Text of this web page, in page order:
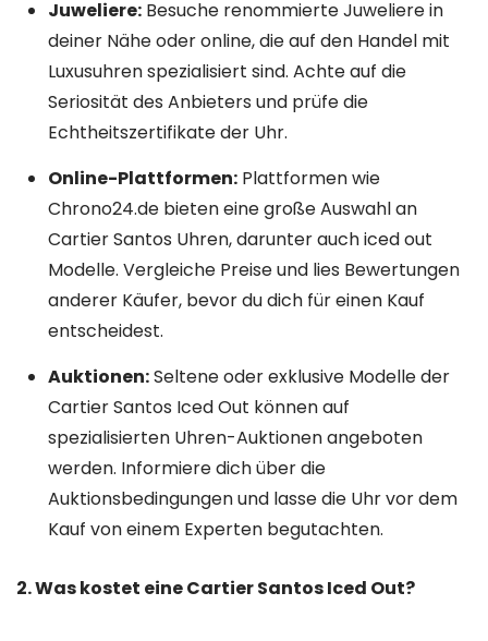
Juweliere:Besuche renommierte Juweliere in
deiner Nähe oder online, die auf den Handel mit
Luxusuhren spezialisiert sind. Achte auf die
Seriosität des Anbieters und prüfe die
Echtheitszertifikate der Uhr.
Online-Plattformen:Plattformen wie
Chrono24.de bieten eine große Auswahl an
Cartier Santos Uhren, darunter auch iced out
Modelle. Vergleiche Preise und lies Bewertungen
anderer Käufer, bevor du dich für einen Kauf
entscheidest.
Auktionen:Seltene oder exklusive Modelle der
Cartier Santos Iced Out können auf
spezialisierten Uhren-Auktionen angeboten
werden. Informiere dich über die
Auktionsbedingungen und lasse die Uhr vor dem
Kauf von einem Experten begutachten.
2. Was kostet eine Cartier Santos Iced Out?